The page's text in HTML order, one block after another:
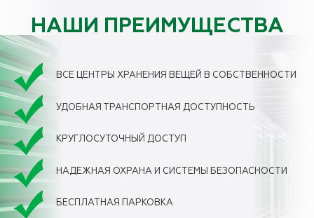
НАШИ ПРЕИМУЩЕСТВА
ВСЕ ЦЕНТРЫ ХРАНЕНИЯ ВЕЩЕЙ В СОБСТВЕННОСТИ
УДОБНАЯ ТРАНСПОРТНАЯ ДОСТУПНОСТЬ
КРУГЛОСУТОЧНЫЙ ДОСТУП
НАДЕЖНАЯ ОХРАНА И СИСТЕМЫ БЕЗОПАСНОСТИ
БЕСПЛАТНАЯ ПАРКОВКА